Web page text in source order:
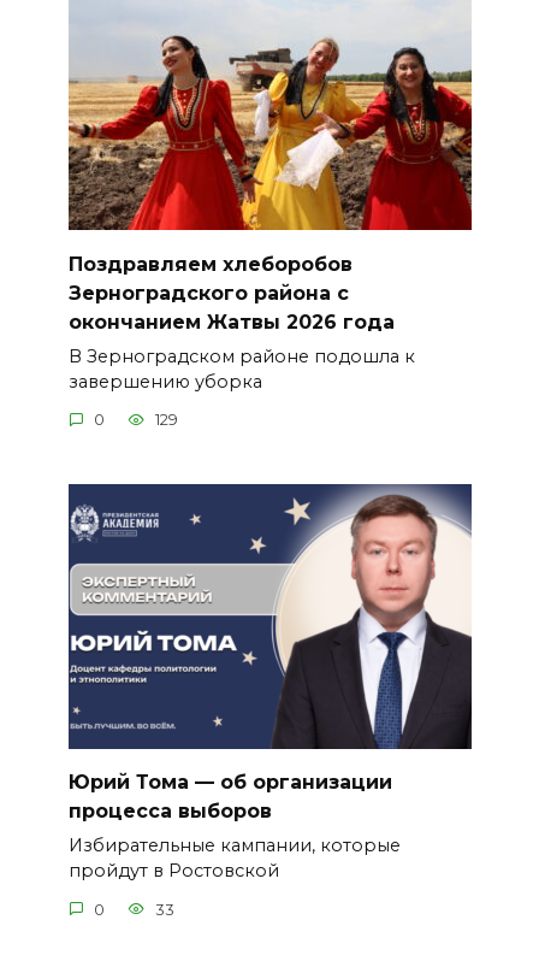
Поздравляем хлеборобов
Зерноградского района с
окончанием Жатвы 2026 года
В Зерноградском районе подошла к
завершению уборка
0 129
Юрий Тома — об организации
процесса выборов
Избирательные кампании, которые
пройдут в Ростовской
0 33